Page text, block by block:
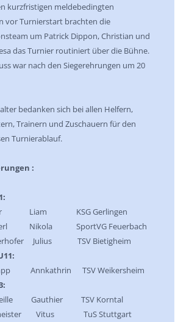
kurzfristigen meldebedingten
vor Turnierstart brachten die
um Patrick Dippon, Christian und
das Turnier routiniert über die Bühne.
war nach den Siegerehrungen um 20
bedanken sich bei allen Helfern,
Trainern und Zuschauern für den
Turnierablauf.
:
Liam KSG Gerlingen
Nikola SportVG Feuerbach
Julius TSV Bietigheim
Annkathrin TSV Weikersheim
Gauthier TSV Korntal
Vitus TuS Stuttgart